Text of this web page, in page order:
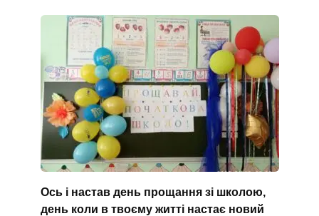
Ось і настав день прощання зі школою,
день коли в твоєму житті настає новий